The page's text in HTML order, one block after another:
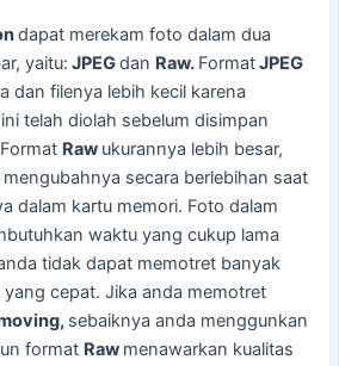
dapat merekam foto dalam dua
yaitu: JPEGdan Raw. FormatJPEG
dan filenya lebih kecil karena
telah diolah sebelum disimpan
Raw ukurannya lebih besar,
secara berlebihan saat
dalam kartu memori. Foto dalam
waktu yang cukup lama
tidak dapat memotret banyak
cepat. Jika anda memotret
sebaiknya anda menggunkan
format Raw menawarkan kualitas